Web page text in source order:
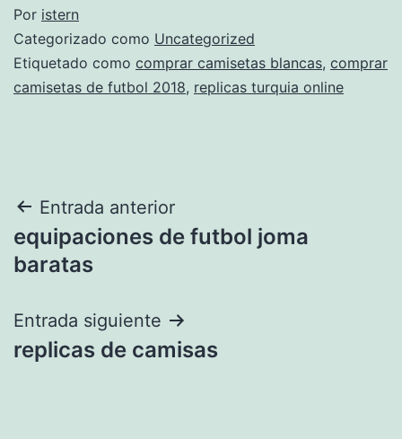
Por istern
Categorizado como Uncategorized
Etiquetado como comprar camisetas blancas, comprar
camisetas de futbol 2018, replicas turquia online
Navegación
de
Entrada anterior
equipaciones de futbol joma
baratas
Entrada siguiente
replicas de camisas